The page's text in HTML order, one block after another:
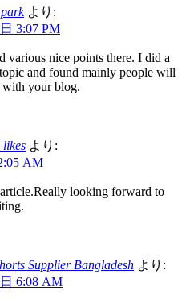
より:
3:07 PM
various nice points there. I did a
and found mainly people will
your blog.
likes より:
AM
looking forward to
Supplier Bangladesh より:
6:08 AM